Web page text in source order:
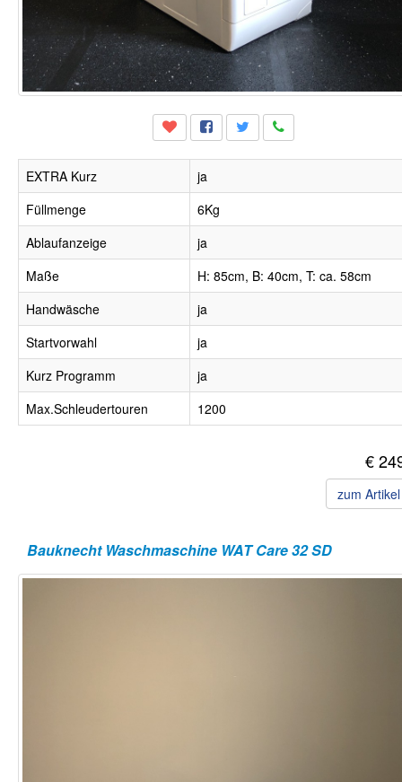
EXTRA Kurz
ja
Füllmenge
6Kg
Ablaufanzeige
ja
Maße
H: 85cm, B: 40cm, T: ca. 58cm
Handwäsche
ja
Startvorwahl
ja
Kurz Programm
ja
Max.Schleudertouren
1200
€
zum
Bauknecht Waschmaschine WAT Care 32 SD